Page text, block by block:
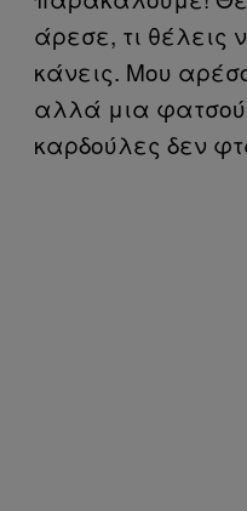
άρεσε, τι θέλεις
κάνεις. Μου
αλλά μια
καρδούλες δεν